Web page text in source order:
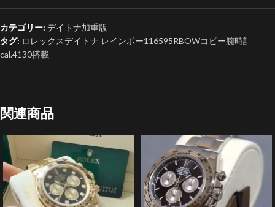
カテゴリー: デイトナ加重版
タグ: ロレックスデイトナ レインボー116595RBOWコピー腕時計
cal.4130搭載
関連商品